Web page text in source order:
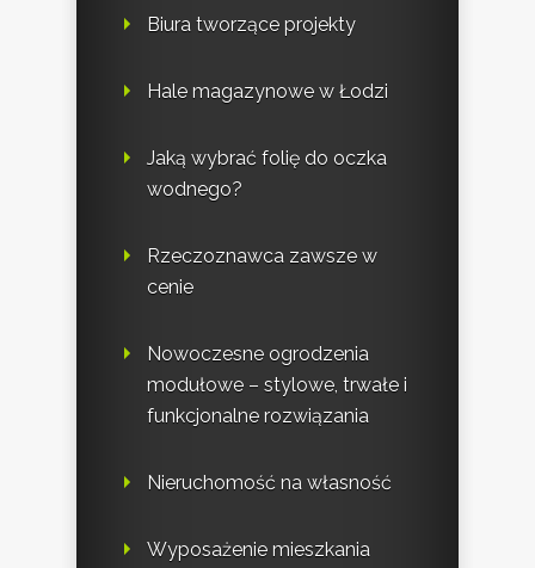
Biura tworzące projekty
Hale magazynowe w Łodzi
Jaką wybrać folię do oczka
wodnego?
Rzeczoznawca zawsze w
cenie
Nowoczesne ogrodzenia
modułowe – stylowe, trwałe i
funkcjonalne rozwiązania
Nieruchomość na własność
Wyposażenie mieszkania